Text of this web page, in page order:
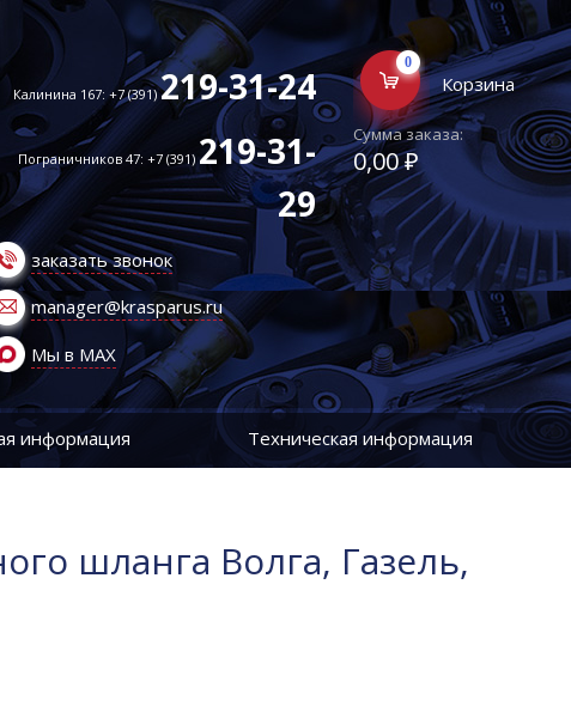
Калинина 167: +7 (391)219-31-24
Пограничников 47: +7 (391)219-31-
29
заказать звонок
manager@krasparus.ru
Мы в MAX
0
Корзина
Сумма заказа:
0,00 ₽
информация Техническая информация
шланга Волга, Газель,